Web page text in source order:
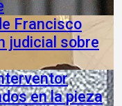
Francisco
judicial sobre
en la pieza